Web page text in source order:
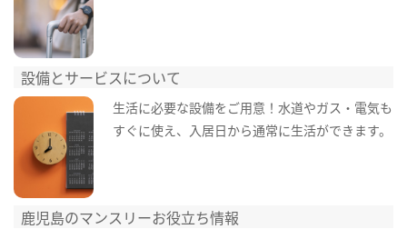
設備とサービスについて
生活に必要な設備をご用意！水道やガス・電気も
すぐに使え、入居日から通常に生活ができます。
鹿児島のマンスリーお役立ち情報